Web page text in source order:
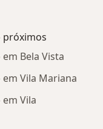
próximos
Bela Vista
Vila Mariana
Vila